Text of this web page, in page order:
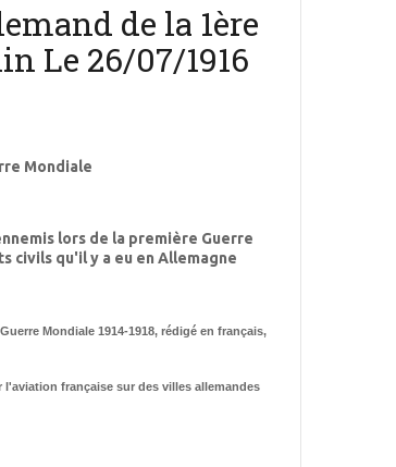
de la 1ère
Le 26/07/1916
Mondiale
lors de la première Guerre
civils qu'il y a eu en Allemagne
Mondiale 1914-1918, rédigé en français,
française sur des villes allemandes